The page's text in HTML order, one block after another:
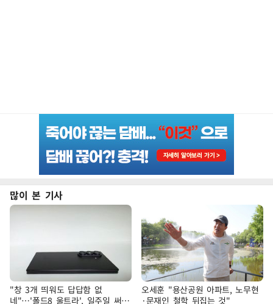
많이 본 기사
"창 3개 띄워도 답답함 없
네"…'폴드8 울트라', 일주일 써보
오세훈 "용산공원 아파트, 노무현
·문재인 철학 뒤집는 것"